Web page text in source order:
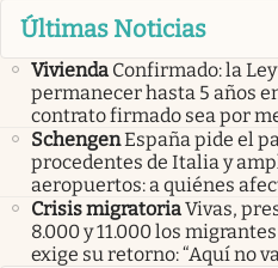
Últimas Noticias
Vivienda Confirmado: la
permanecer hasta 5 años
contrato firmado sea por
SchengenEspaña pide el
procedentes de Italia y
aeropuertos: a quiénes
Crisis migratoriaVivas,
8.000 y 11.000 los
exige su retorno: “Aquí no